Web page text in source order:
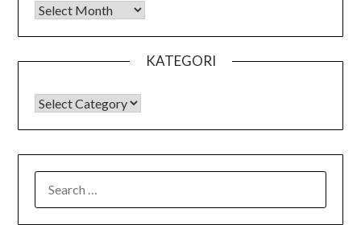
Arsip
KATEGORI
KATEGORI
FOR: